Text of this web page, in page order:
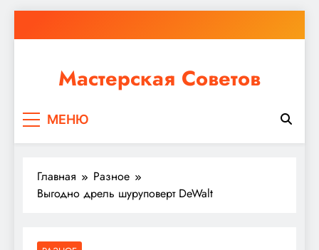
к
Мастерская Советов
ремонт или крупное строительство, в Мастерской
МЕНЮ
Главная
Разное
Выгодно дрель шуруповерт DeWalt